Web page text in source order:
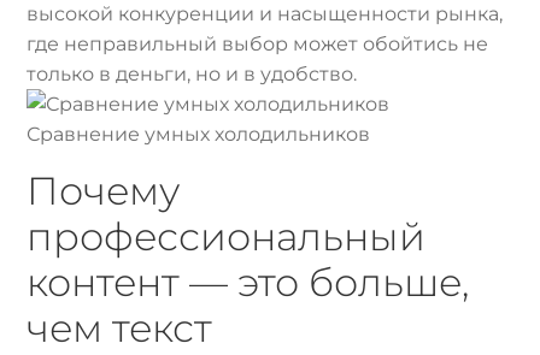
высокой конкуренции и насыщенности рынка,
где неправильный выбор может обойтись не
только в деньги, но и в удобство.
Сравнение умных холодильников
Почему
профессиональный
контент — это больше,
чем текст